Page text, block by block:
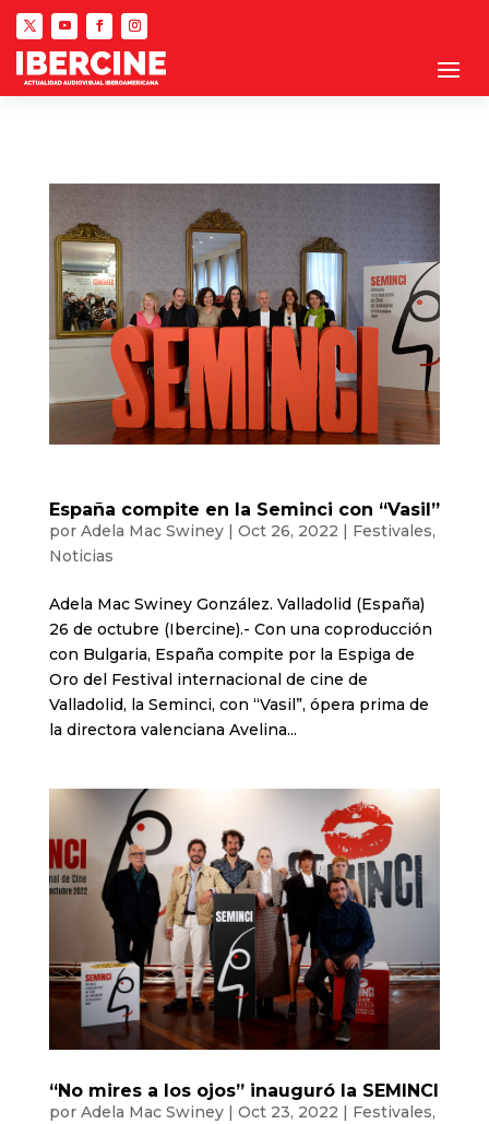
España compite en la Seminci con “Vasil”
por Adela Mac Swiney| Oct 26, 2022 Festivales,
Noticias
Adela Mac Swiney González. Valladolid (España)
26 de octubre (Ibercine).- Con una coproducción
con Bulgaria, España compite por la Espiga de
Oro del Festival internacional de cine de
Valladolid, la Seminci, con “Vasil”, ópera prima de
la directora valenciana Avelina...
“No mires a los ojos” inauguró la SEMINCI
por Adela Mac Swiney| Oct 23, 2022 | Festivales,